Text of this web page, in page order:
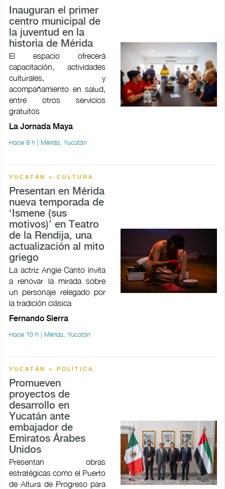
Inauguran el primer
centro municipal de
la juventud en la
historia de Mérida
El espacio ofrecerá
capacitación, actividades
culturales, y
acompañamiento en salud,
entre otros servicios
gratuitos
La Jornada Maya
Hace 8 h | Mérida, Yucatán
YUCATÁN > CULTURA
Presentan en Mérida
nueva temporada de
‘Ismene (sus
motivos)’ en Teatro
de la Rendija, una
actualización al mito
griego
La actriz Angie Canto invita
a renovar la mirada sobre
un personaje relegado por
la tradición clásica
Fernando Sierra
Hace 10 h | Mérida, Yucatán
YUCATÁN > POLÍTICA
Promueven
proyectos de
desarrollo en
Yucatán ante
embajador de
Emiratos Árabes
Unidos
Presentan obras
estratégicas como el Puerto
de Altura de Progreso para